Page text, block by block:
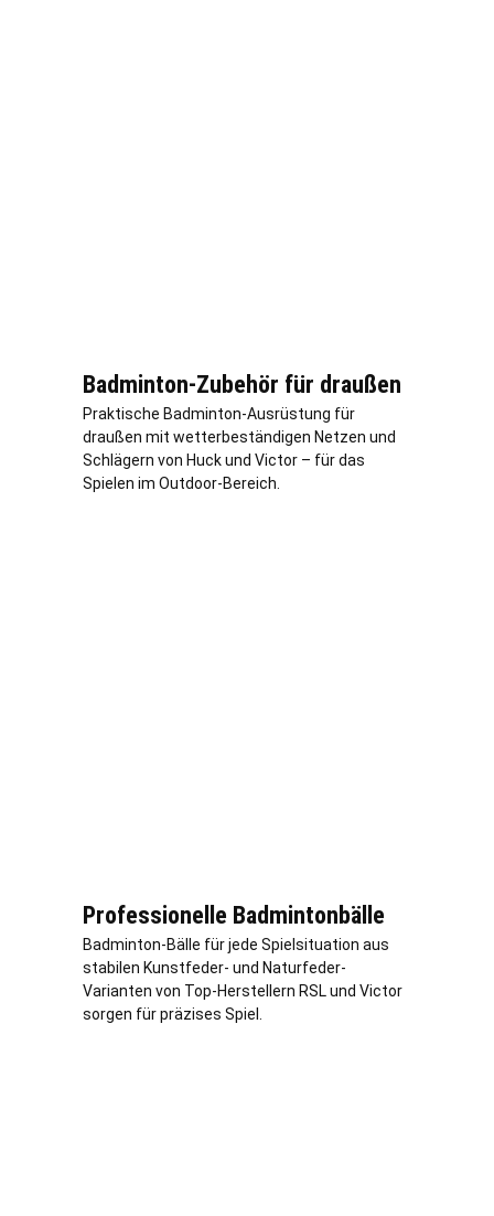
Badminton-Zubehör für draußen
Praktische Badminton-Ausrüstung für
draußen mit wetterbeständigen Netzen und
Schlägern von Huck und Victor – für das
Spielen im Outdoor-Bereich.
Professionelle Badmintonbälle
Badminton-Bälle für jede Spielsituation aus
stabilen Kunstfeder- und Naturfeder-
Varianten von Top-Herstellern RSL und Victor
sorgen für präzises Spiel.